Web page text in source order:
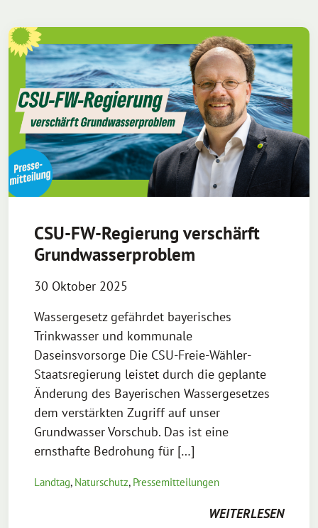
CSU-FW-Regierung verschärft
Grundwasserproblem
30 Oktober 2025
Wassergesetz gefährdet bayerisches
Trinkwasser und kommunale
Daseinsvorsorge Die CSU-Freie-Wähler-
Staatsregierung leistet durch die geplante
Änderung des Bayerischen Wassergesetzes
dem verstärkten Zugriff auf unser
Grundwasser Vorschub. Das ist eine
ernsthafte Bedrohung für […]
Landtag, Naturschutz, Pressemitteilungen
WEITERLESEN